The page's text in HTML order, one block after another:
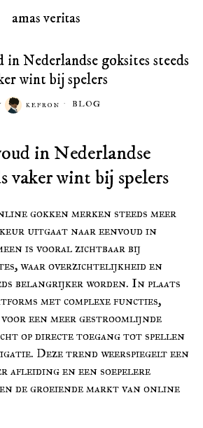
amas veritas
in Nederlandse goksites steeds
wint bij spelers
KEFRON BLOG
in Nederlandse
vaker wint bij spelers
gokken merken steeds meer
uitgaat naar eenvoud in
is vooral zichtbaar bij
waar overzichtelijkheid en
belangrijker worden. In plaats
met complexe functies,
een meer gestroomlijnde
op directe toegang tot spellen
Deze trend weerspiegelt een
afleiding en een soepelere
de groeiende markt van online